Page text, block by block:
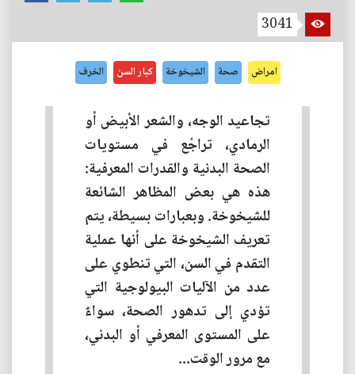
3041
امراض صحة الشيخوخة كبار السن الخرف
تجاعيد الوجه، والشعر الأبيض أو
الرمادي، تراجُع في مستويات
الصحة البدنية والقدرات المعرفية:
هذه هي بعض المظاهر الشائعة
للشيخوخة. وبعبارات بسيطة، يتم
تعريف الشيخوخة على أنها عملية
التقدم في السن، التي تنطوي على
عدد من الآليات البيولوجية التي
تؤدي إلى تدهور الصحة، سواءٌ
على المستوى المعرفي أو البدني،
مع مرور الوقت...